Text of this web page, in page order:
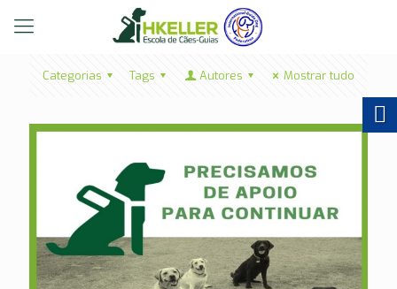
Categorias Tags Autores Mostrar tudo